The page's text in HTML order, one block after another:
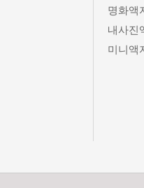
명화액
내사진
미니액